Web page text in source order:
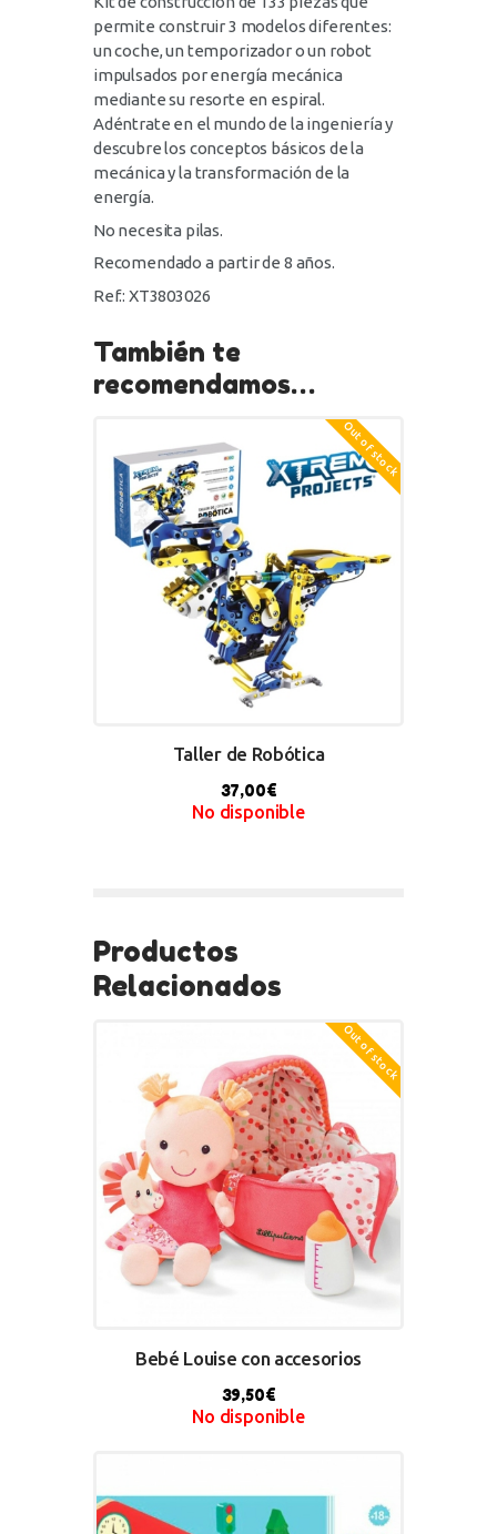
permite construir 3 modelos diferentes:
un coche, un temporizador o un robot
impulsados por energía mecánica
mediante su resorte en espiral.
Adéntrate en el mundo de la ingeniería y
descubre los conceptos básicos de la
mecánica y la transformación de la
energía.
No necesita pilas.
Recomendado a partir de 8 años.
Ref.: XT3803026
También te
recomendamos…
Out of stock
Taller de Robótica
37,00€
No disponible
Productos
Relacionados
Out of stock
Bebé Louise con accesorios
39,50€
No disponible